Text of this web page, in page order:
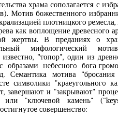
храма сополагается с
Мотив божественного
плотницкого ремесла,
как воплощение древесного
жертвы. В преданиях о
мифологический
"топор", один из
образами небесного бога-
Семантика мотива
символики "краеугольного
завершают и "закрывают"
или "ключевой камень"
совершенство: